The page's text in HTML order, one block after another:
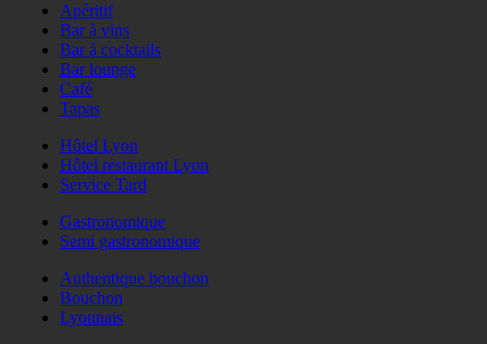
Apéritif
Bar à vins
Bar à cocktails
Bar lounge
Café
Tapas
Hôtel Lyon
Hôtel restaurant Lyon
Service Tard
Gastronomique
Semi gastronomique
Authentique bouchon
Bouchon
Lyonnais